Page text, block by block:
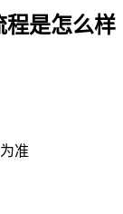
程是怎么样
准